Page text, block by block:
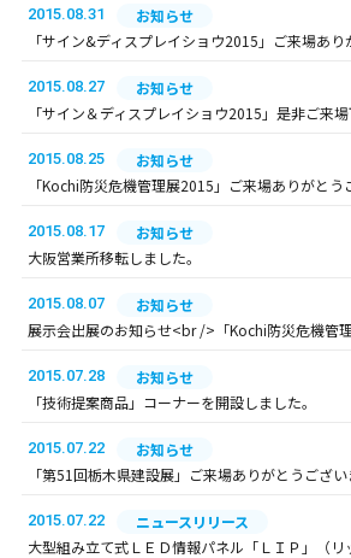
2015.08.31
お知らせ
「サイン&ディスプレイショウ2015」ご来場あり
2015.08.27
お知らせ
「サイン＆ディスプレイショウ2015」是非ご来
2015.08.25
お知らせ
「Kochi防災危機管理展2015」ご来場ありがとう
2015.08.17
お知らせ
大阪営業所移転しました。
2015.08.07
お知らせ
展示会出展のお知らせ<br />「Kochi防災危機管理
2015.07.28
お知らせ
「技術提案商品」コーナーを開設しました。
2015.07.22
お知らせ
「第51回栃木県建設展」ご来場ありがとうござい
2015.07.22
ニュースリリース
大型組み立て式ＬＥＤ情報パネル「ＬＩＰ」（